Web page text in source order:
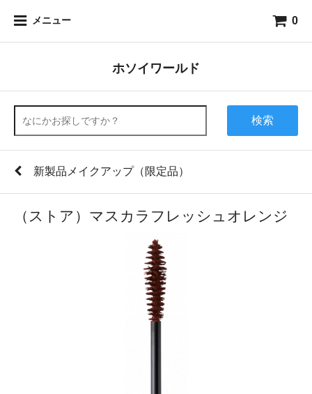
メニュー 0
ホソイワールド
検索
新製品メイクアップ（限定品）
（ストア）マスカラフレッシュオレンジ